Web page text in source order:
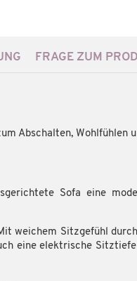
FRAGE ZUM
Abschalten, Wohlfühlen
Sofa eine
weichem Sitzgefühl
eine elektrische